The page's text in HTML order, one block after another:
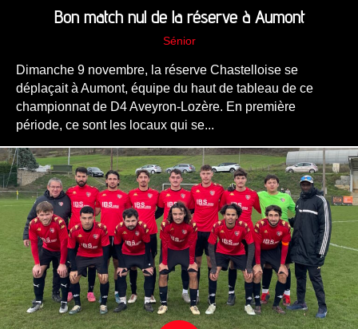
Bon match nul de la réserve à Aumont
Sénior
Dimanche 9 novembre, la réserve Chastelloise se
déplaçait à Aumont, équipe du haut de tableau de ce
championnat de D4 Aveyron-Lozère. En première
période, ce sont les locaux qui se...